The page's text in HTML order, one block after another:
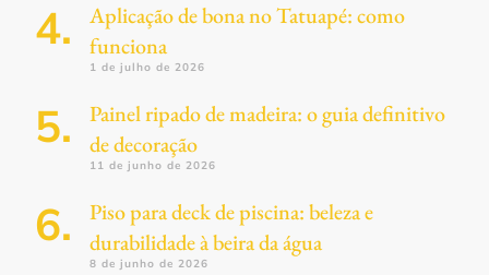
Aplicação de bona no Tatuapé: como
funciona
1 de julho de 2026
Painel ripado de madeira: o guia definitivo
de decoração
11 de junho de 2026
Piso para deck de piscina: beleza e
durabilidade à beira da água
8 de junho de 2026